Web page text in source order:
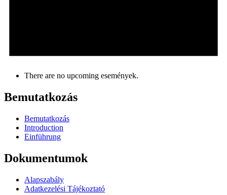
There are no upcoming események.
Bemutatkozás
Bemutatkozás
Introduction
Einführung
Dokumentumok
Alapszabály
Adatkezelési Tájékoztató